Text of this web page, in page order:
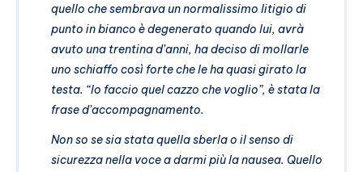
quello che sembrava un normalissimo litigio di
punto in bianco è degenerato quando lui, avrà
avuto una trentina d’anni, ha deciso di mollarle
uno schiaffo così forte che le ha quasi girato la
testa. “Io faccio quel cazzo che voglio”, è stata la
frase d’accompagnamento.
Non so se sia stata quella sberla o il senso di
sicurezza nella voce a darmi più la nausea. Quello